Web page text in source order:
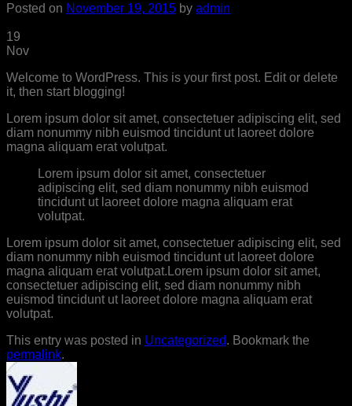
Posted on November 19, 2015 by admin
19
Nov
Welcome to WordPress. This is your first post. Edit or delete
it, then start blogging!
Lorem ipsum dolor sit amet, consectetuer adipiscing elit, sed
diam nonummy nibh euismod tincidunt ut laoreet dolore
magna aliquam erat volutpat.
Lorem ipsum dolor sit amet, consectetuer
adipiscing elit, sed diam nonummy nibh euismod
tincidunt ut laoreet dolore magna aliquam erat
volutpat.
Lorem ipsum dolor sit amet, consectetuer adipiscing elit, sed
diam nonummy nibh euismod tincidunt ut laoreet dolore
magna aliquam erat volutpat.Lorem ipsum dolor sit amet,
consectetuer adipiscing elit, sed diam nonummy nibh
euismod tincidunt ut laoreet dolore magna aliquam erat
volutpat.
This entry was posted in Uncategorized. Bookmark the
permalink.